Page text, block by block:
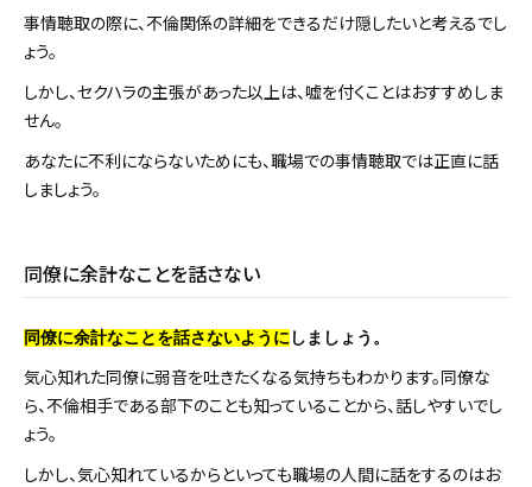
事情聴取の際に、不倫関係の詳細をできるだけ隠したいと考えるでし
ょう。
しかし、セクハラの主張があった以上は、嘘を付くことはおすすめしま
せん。
あなたに不利にならないためにも、職場での事情聴取では正直に話
しましょう。
同僚に余計なことを話さない
同僚に余計なことを話さないように しましょう。
気心知れた同僚に弱音を吐きたくなる気持ちもわかります。同僚な
ら、不倫相手である部下のことも知っていることから、話しやすいでし
ょう。
しかし、気心知れているからといっても職場の人間に話をするのはお